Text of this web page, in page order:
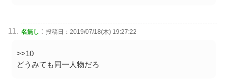
名無し : 投稿日：2019/07/18(木) 19:27:22
>>10
どうみても同一人物だろ